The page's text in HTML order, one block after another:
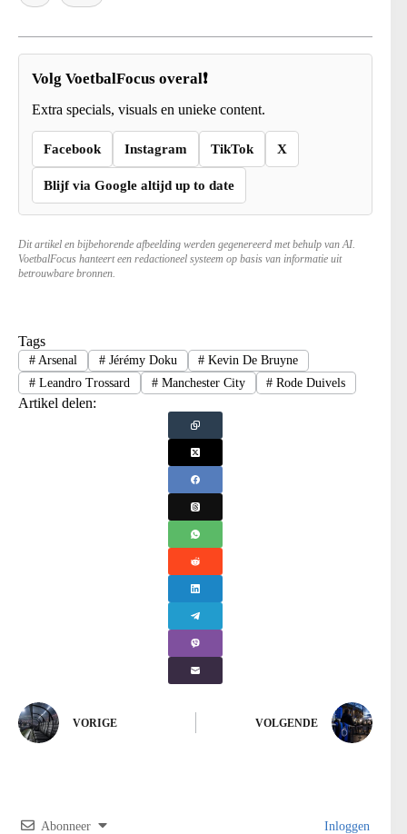
Volg VoetbalFocus overal❗
Extra specials, visuals en unieke content.
Facebook Instagram TikTok X
Blijf via Google altijd up to date
Dit artikel en bijbehorende afbeelding werden gegenereerd met behulp van AI.
VoetbalFocus hanteert een redactioneel systeem op basis van informatie uit
betrouwbare bronnen.
Tags
#Arsenal #Jérémy Doku # Kevin De Bruyne
#Leandro Trossard #Manchester City # Rode Duivels
Artikel delen:
VORIGE VOLGENDE
Abonneer Inloggen